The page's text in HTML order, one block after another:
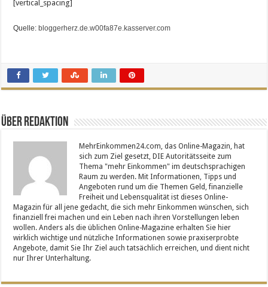
[vertical_spacing]
Quelle: bloggerherz.de.w00fa87e.kasserver.com
Über Redaktion
MehrEinkommen24.com, das Online-Magazin, hat
sich zum Ziel gesetzt, DIE Autoritätsseite zum
Thema "mehr Einkommen" im deutschsprachigen
Raum zu werden. Mit Informationen, Tipps und
Angeboten rund um die Themen Geld, finanzielle
Freiheit und Lebensqualität ist dieses Online-
Magazin für all jene gedacht, die sich mehr Einkommen wünschen, sich
finanziell frei machen und ein Leben nach ihren Vorstellungen leben
wollen. Anders als die üblichen Online-Magazine erhalten Sie hier
wirklich wichtige und nützliche Informationen sowie praxiserprobte
Angebote, damit Sie Ihr Ziel auch tatsächlich erreichen, und dient nicht
nur Ihrer Unterhaltung.